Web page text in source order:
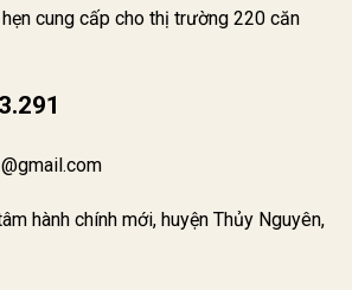
cung cấp cho thị trường 220 căn
hành chính mới, huyện Thủy Nguyên,